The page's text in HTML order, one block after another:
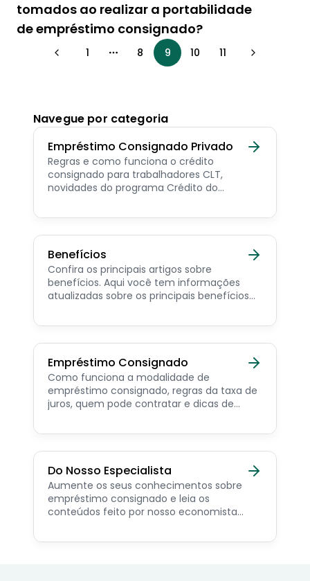
tomados ao realizar a portabilidade
de empréstimo consignado?
1 More pages
8 9 10 11
Navegue por categoria
Empréstimo Consignado Privado
Regras e como funciona o crédito
consignado para trabalhadores CLT,
novidades do programa Crédito do
consignado privado.
Benefícios
Confira os principais artigos sobre
benefícios. Aqui você tem informações
atualizadas sobre os principais benefícios
pensionista e beneficiários de programas
Empréstimo Consignado
Como funciona a modalidade de
empréstimo consignado, regras da taxa de
juros, quem pode contratar e dicas de
Do Nosso Especialista
Aumente os seus conhecimentos sobre
empréstimo consignado e leia os
conteúdos feito por nosso economista